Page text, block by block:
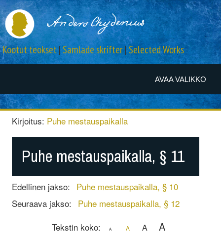
AVAA VALIKKO
Kootut teokset|Samlade skrifter|Selected Works
Kirjoitus: Puhe mestauspaikalla
Puhe mestauspaikalla, § 11
Edellinen jakso: Puhe mestauspaikalla, § 10
Seuraava jakso: Puhe mestauspaikalla, § 12
Tekstin koko:
A A A A